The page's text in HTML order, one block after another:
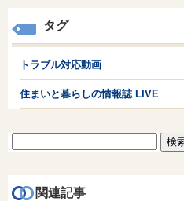
タグ
トラブル対応動画
住まいと暮らしの情報誌 LIVE
関連記事